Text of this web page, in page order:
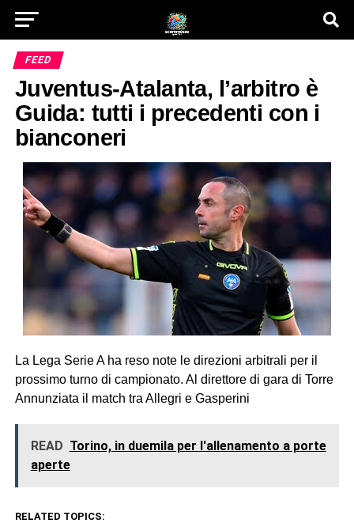
FEED
Juventus-Atalanta, l’arbitro è
Guida: tutti i precedenti con i
bianconeri
La Lega Serie A ha reso note le direzioni arbitrali per il
prossimo turno di campionato. Al direttore di gara di Torre
Annunziata il match tra Allegri e Gasperini
READ Torino, in duemila per l'allenamento a porte
aperte
RELATED TOPICS: